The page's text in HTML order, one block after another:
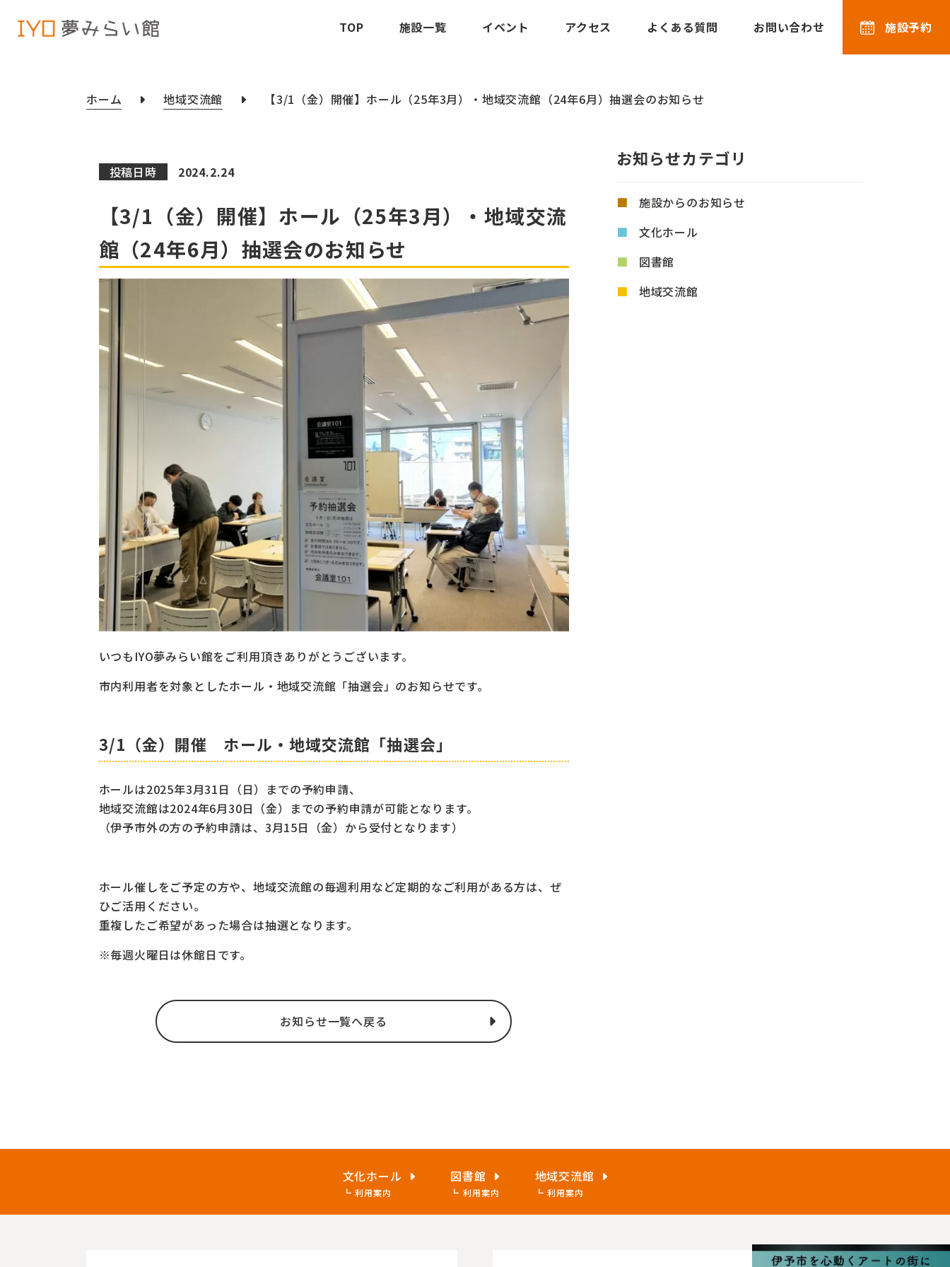
TOP 施設一覧 イベント アクセス よくある質問 お問い合わせ 施設予約
ホーム 地域交流館 【3/1（金）開催】ホール（25年3月）・地域交流館（24年6月）抽選会のお知らせ
投稿日時 2024.2.24
【3/1（金）開催】ホール（25年3月）・地域交流
館（24年6月）抽選会のお知らせ
いつもIYO夢みらい館をご利用頂きありがとうございます。
市内利用者を対象としたホール・地域交流館「抽選会」のお知らせです。
3/1（金）開催 ホール・地域交流館「抽選会」
ホールは2025年3月31日（日）までの予約申請、
地域交流館は2024年6月30日（金）までの予約申請が可能となります。
（伊予市外の方の予約申請は、3月15日（金）から受付となります）
ホール催しをご予定の方や、地域交流館の毎週利用など定期的なご利用がある方は、ぜ
ひご活用ください。
重複したご希望があった場合は抽選となります。
※毎週火曜日は休館日です。
お知らせ一覧へ戻る
お知らせカテゴリ
施設からのお知らせ
文化ホール
図書館
地域交流館
文化ホール
利用案内
図書館
利用案内
地域交流館
利用案内